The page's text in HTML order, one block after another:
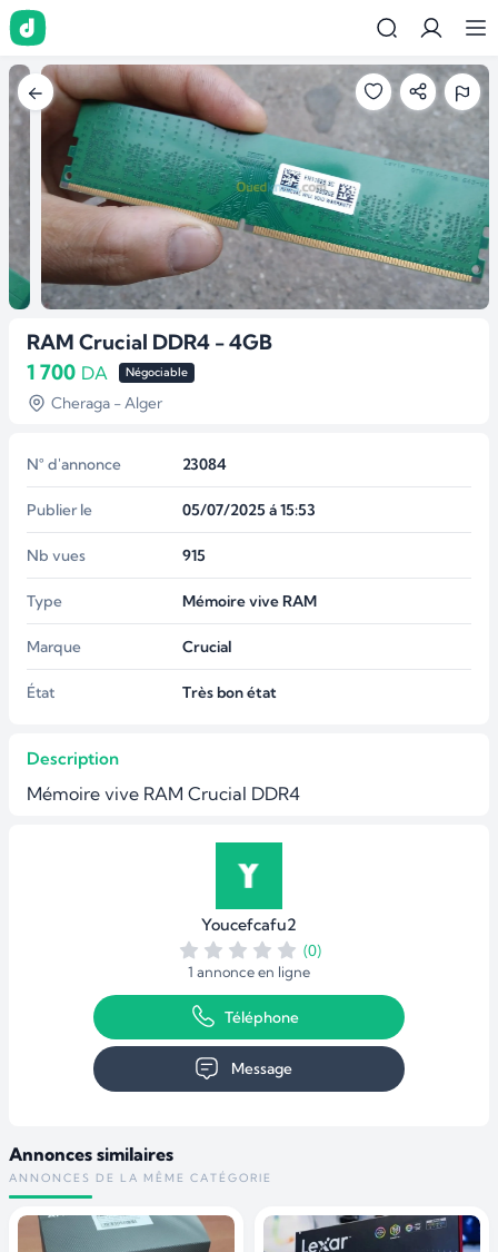
RAM Crucial DDR4 - 4GB
1 700 DA Négociable
Cheraga - Alger
N° d'annonce 23084
Publier le 05/07/2025 á 15:53
Nb vues 915
Type Mémoire vive RAM
Marque Crucial
État Très bon état
Description
Mémoire vive RAM Crucial DDR4
Youcefcafu2
(0)
1 annonce en ligne
Téléphone
Message
Annonces similaires
ANNONCES DE LA MÊME CATÉGORIE